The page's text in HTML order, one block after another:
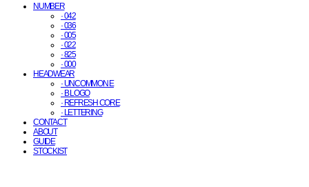
NUMBER
· 042
· 036
· 005
· 022
· 825
· 000
HEADWEAR
· UNCOMMON E
· B LOGO
· REFRESH CORE
· LETTERING
CONTACT
ABOUT
GUIDE
STOCKIST